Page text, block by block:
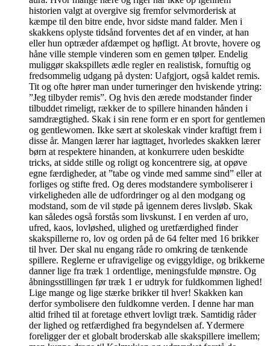
historien valgt at overgive sig fremfor selvmorderisk at
kæmpe til den bitre ende, hvor sidste mand falder. Men i
skakkens oplyste tidsånd forventes det af en vinder, at han
eller hun optræder afdæmpet og høfligt. At brovte, hovere og
håne ville stemple vinderen som en gemen tølper. Endelig
muliggør skakspillets ædle regler en realistisk, fornuftig og
fredsommelig udgang på dysten: Uafgjort, også kaldet remis.
Tit og ofte hører man under turneringer den hviskende ytring:
”Jeg tilbyder remis”. Og hvis den ærede modstander finder
tilbuddet rimeligt, rækker de to spillere hinanden hånden i
samdrægtighed. Skak i sin rene form er en sport for gentlemen
og gentlewomen. Ikke sært at skoleskak vinder kraftigt frem i
disse år. Mangen lærer har iagttaget, hvorledes skakken lærer
børn at respektere hinanden, at konkurrere uden beskidte
tricks, at sidde stille og roligt og koncentrere sig, at opøve
egne færdigheder, at ”tabe og vinde med samme sind” eller at
forliges og stifte fred. Og deres modstandere symboliserer i
virkeligheden alle de udfordringer og al den modgang og
modstand, som de vil støde på igennem deres livsløb. Skak
kan således også forstås som livskunst. I en verden af uro,
ufred, kaos, lovløshed, ulighed og uretfærdighed finder
skakspillerne ro, lov og orden på de 64 felter med 16 brikker
til hver. Der skal nu engang råde ro omkring de tænkende
spillere. Reglerne er ufravigelige og eviggyldige, og brikkerne
danner lige fra træk 1 ordentlige, meningsfulde mønstre. Og
åbningsstillingen før træk 1 er udtryk for fuldkommen lighed!
Lige mange og lige stærke brikker til hver! Skakken kan
derfor symbolisere den fuldkomne verden. I denne har man
altid frihed til at foretage ethvert lovligt træk. Samtidig råder
der lighed og retfærdighed fra begyndelsen af. Ydermere
foreligger der et globalt broderskab alle skakspillere imellem;